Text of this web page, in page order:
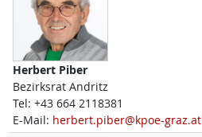
Herbert Piber
Bezirksrat Andritz
Tel: +43 664 2118381
E-Mail: herbert.piber@kpoe-graz.at